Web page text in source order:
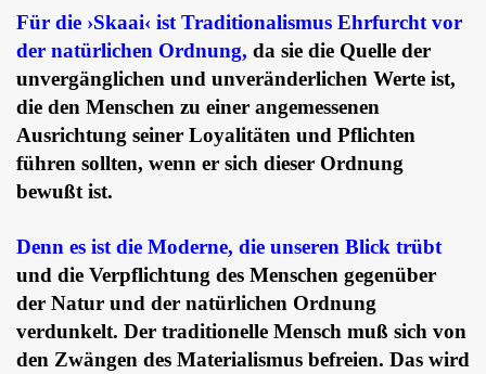
Für die ›Skaai‹ ist Traditionalismus Ehrfurcht vor
der natürlichen Ordnung, da sie die Quelle der
unvergänglichen und unveränderlichen Werte ist,
die den Menschen zu einer angemessenen
Ausrichtung seiner Loyalitäten und Pflichten
führen sollten, wenn er sich dieser Ordnung
bewußt ist.
Denn es ist die Moderne, die unseren Blick trübt
und die Verpflichtung des Menschen gegenüber
der Natur und der natürlichen Ordnung
verdunkelt. Der traditionelle Mensch muß sich von
den Zwängen des Materialismus befreien. Das wird